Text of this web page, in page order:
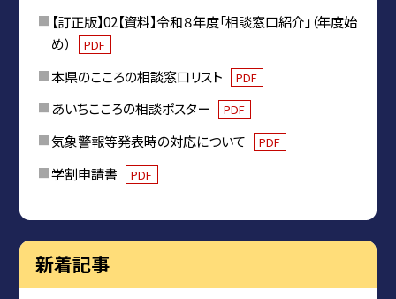
【訂正版】02【資料】令和８年度「相談窓口紹介」（年度始
め）
PDF
本県のこころの相談窓口リスト PDF
あいちこころの相談ポスター PDF
気象警報等発表時の対応について PDF
学割申請書 PDF
新着記事